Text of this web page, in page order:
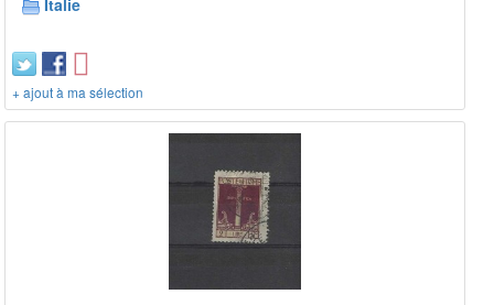
+ ajout à ma sélection